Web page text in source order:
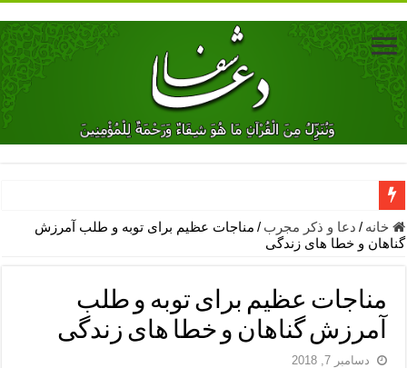
دعای جلب محبت فوری معشوق – دعای جلب محبت شوهر
دعای مشکل گشا برای رفع فقر – ذکرهای روزی‌ بخش
معجزات دعای یا من اظهر الجمیل – دعای یا من اظهر الجمیل برای
مهم ترین اذکار الهی و فضیلت آن ها – ذکر مخصوص مستجاب الدعوه
دعا برای ترس بچه ها در خواب – دعای ترس و بی خوابی کودکان
خانه / دعا و ذکر مجرب / مناجات عظیم برای توبه و طلب آمرزش
گناهان و خطا های زندگی
مناجات عظیم برای توبه و طلب
آمرزش گناهان و خطا های زندگی
دسامبر 7, 2018